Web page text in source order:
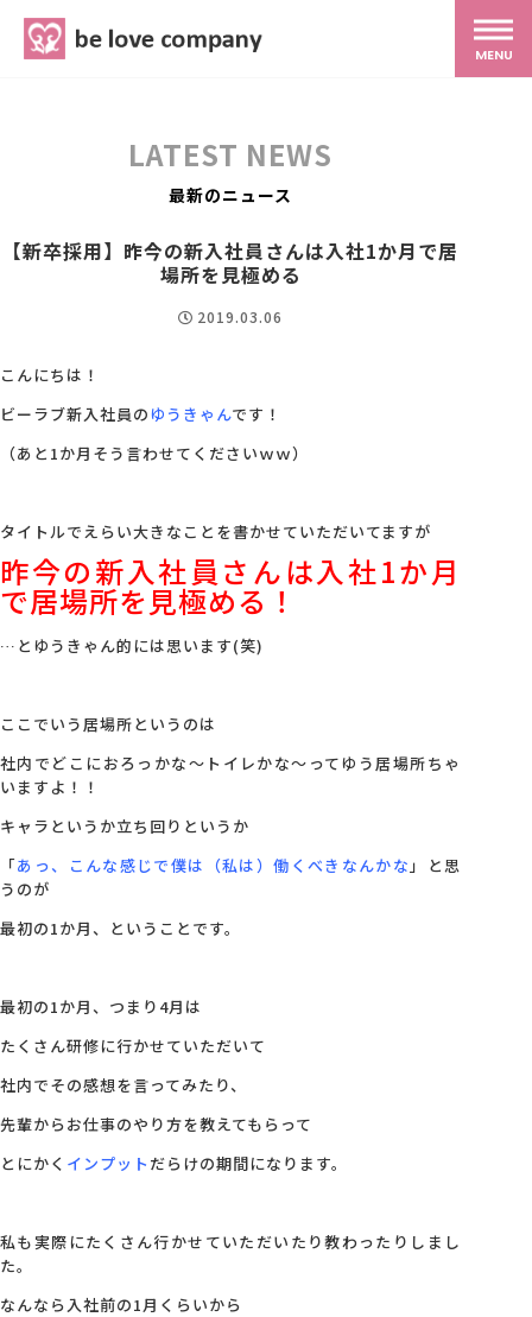
MENU
スタッフ紹介
会社概要
アクセス
採用情報
LATEST NEWS
最新のニュース
【新卒採用】昨今の新入社員さんは入社1か月で居
場所を見極める
2019.03.06
こんにちは！
ビーラブ新入社員のゆうきゃんです！
（あと1か月そう言わせてくださいｗｗ）
タイトルでえらい大きなことを書かせていただいてますが
昨今の新入社員さんは入社1か月
で居場所を見極める！
…とゆうきゃん的には思います(笑)
ここでいう居場所というのは
社内でどこにおろっかな～トイレかな～ってゆう居場所ちゃ
いますよ！！
キャラというか立ち回りというか
「あっ、こんな感じで僕は（私は）働くべきなんかな 」と思
うのが
最初の1か月、ということです。
最初の1か月、つまり4月は
たくさん研修に行かせていただいて
社内でその感想を言ってみたり、
先輩からお仕事のやり方を教えてもらって
とにかく インプット だらけの期間になります。
私も実際にたくさん行かせていただいたり教わったりしまし
た。
なんなら入社前の1月くらいから